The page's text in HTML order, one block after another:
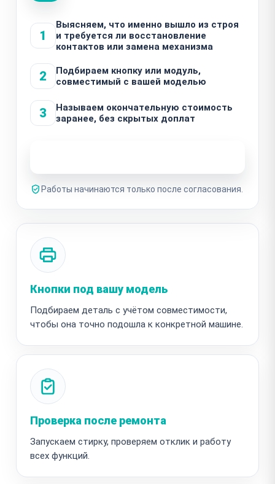
1
Выясняем, что именно вышло из строя
и требуется ли восстановление
контактов или замена механизма
2
Подбираем кнопку или модуль,
совместимый с вашей моделью
3
Называем окончательную стоимость
заранее, без скрытых доплат
Работы начинаются только после согласования.
Кнопки под вашу модель
Подбираем деталь с учётом совместимости,
чтобы она точно подошла к конкретной машине.
Проверка после ремонта
Запускаем стирку, проверяем отклик и работу
всех функций.